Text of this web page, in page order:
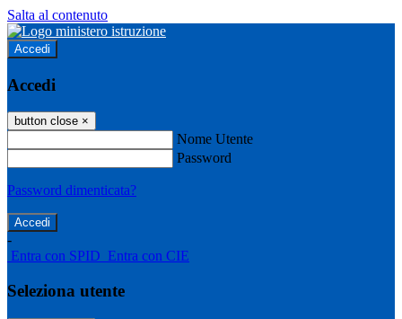
Salta al contenuto
Accedi
Accedi
button close ×
Nome Utente
Password
Password dimenticata?
-
Entra con SPID Entra con CIE
Seleziona utente